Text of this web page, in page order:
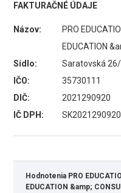
FAKTURAČNÉ ÚDAJE
Názov:
PRO
EDUCATION
Sídlo:
Saratovská
IČO:
35730111
DIČ:
2021290920
IČ DPH:
SK2021290920
Hodnotenia PRO
EDUCATION &amp;